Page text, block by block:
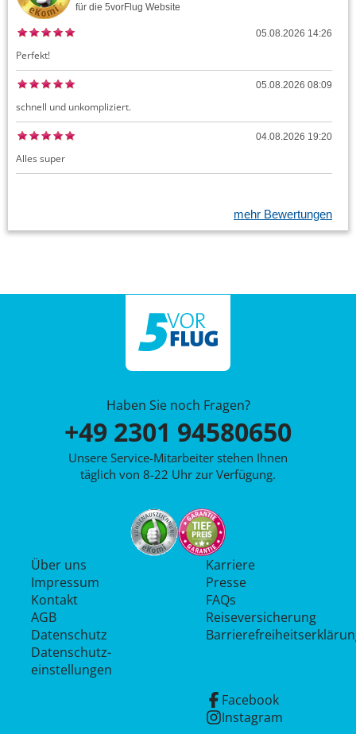
für die 5vorFlug Website
05.08.2026 14:26
Perfekt!
05.08.2026 08:09
schnell und unkompliziert.
04.08.2026 19:20
Alles super
mehr Bewertungen
Haben Sie noch Fragen?
+49 2301 94580650
Unsere Service-Mitarbeiter stehen Ihnen
täglich von 8-22 Uhr zur Verfügung.
Über uns
Impressum
Kontakt
AGB
Datenschutz
Datenschutz­
einstellungen
Karriere
Presse
FAQs
Reiseversicherung
Facebook
Instagram